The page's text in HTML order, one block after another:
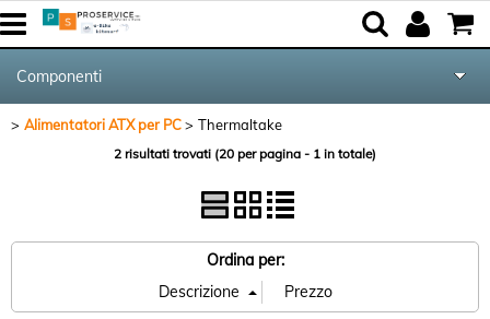
Tutte le Categorie
Componenti
Networking & Com.
Alimentatori ATX per PC Thermaltake
2 risultati trovati (20 per pagina - 1 in totale)
Ordina per: